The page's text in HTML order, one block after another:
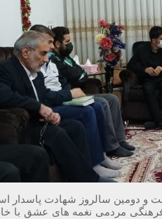
و دومین سالروز شهادت پاسدار
مردمی نغمه های عشق با